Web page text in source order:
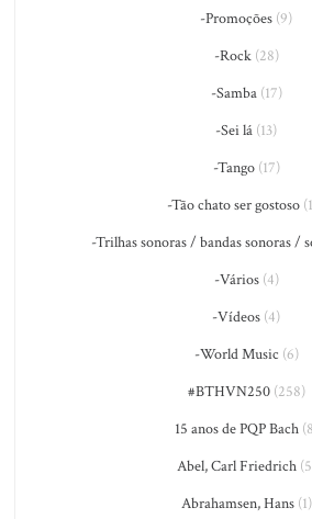
-Promoções (9)
-Rock(28)
-Samba(17)
-Sei lá (13)
-Tango(17)
-Tão chato ser gostoso
-Trilhas sonoras / bandas sonoras /
-Vários(4)
-Vídeos (4)
-World Music (6)
#BTHVN250(258)
15 anos de PQP Bach
Abel, Carl Friedrich
Abrahamsen, Hans(1)